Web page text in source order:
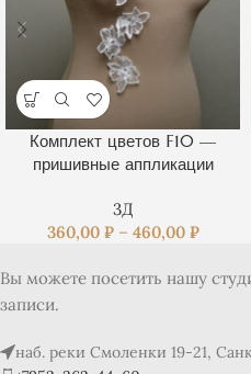
Комплект цветов F10 —
пришивные аппликации
3Д
360,00 ₽ – 460,00 ₽
Вы можете посетить нашу
записи.
наб. реки Смоленки 19-21,